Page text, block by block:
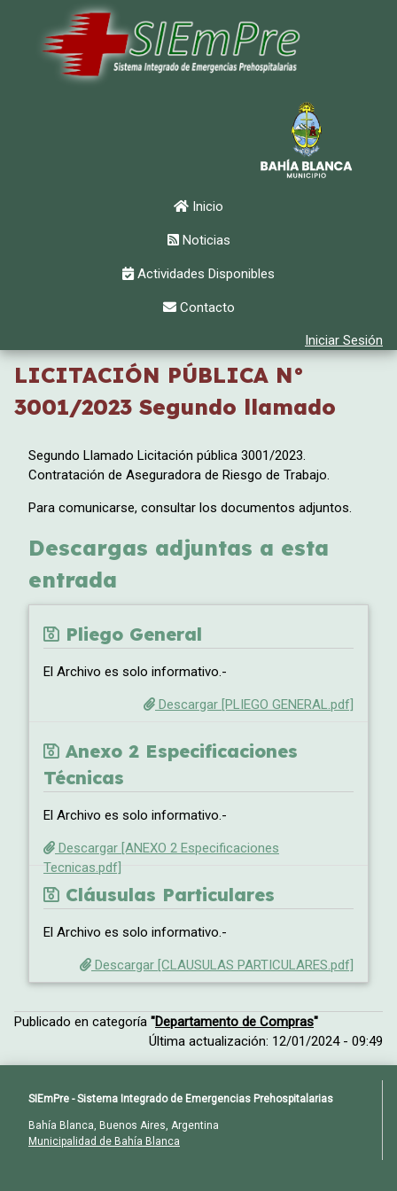
Inicio
Noticias
Actividades Disponibles
Contacto
Iniciar Sesión
LICITACIÓN PÚBLICA N°
3001/2023 Segundo llamado
Segundo Llamado Licitación pública 3001/2023.
Contratación de Aseguradora de Riesgo de Trabajo.
Para comunicarse, consultar los documentos adjuntos.
Descargas adjuntas a esta
entrada
Pliego General
El Archivo es solo informativo.-
Descargar [PLIEGO GENERAL.pdf]
Anexo 2 Especificaciones
Técnicas
El Archivo es solo informativo.-
Descargar [ANEXO 2 Especificaciones
Tecnicas.pdf]
Cláusulas Particulares
El Archivo es solo informativo.-
Descargar [CLAUSULAS PARTICULARES.pdf]
Publicado en categoría "Departamento de Compras"
Última actualización: 12/01/2024 - 09:49
SIEmPre - Sistema Integrado de Emergencias Prehospitalarias
Bahía Blanca, Buenos Aires, Argentina
Municipalidad de Bahía Blanca